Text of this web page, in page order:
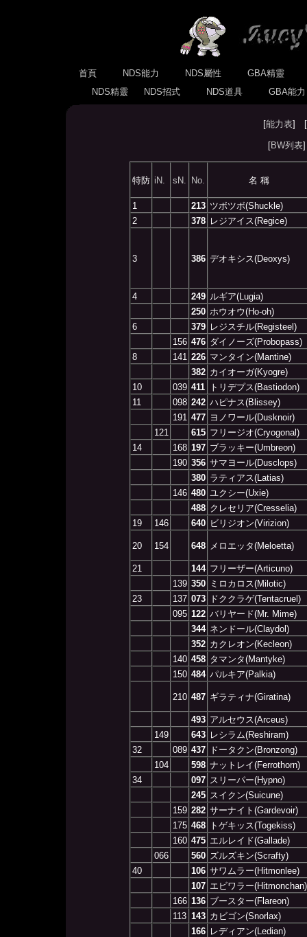
首頁 NDS能力 NDS屬性
GBA精靈
NDS精靈
NDS招式 NDS道具 GBA能
[能力表] [
[BW列表
特防 iN. sN. No. 名 稱
1 213 ツボツボ(Shuckle)
2
378 レジアイス(Regice)
3 386 デオキシス(Deoxys)
4 249 ルギア(Lugia)
250 ホウオウ(Ho-oh)
6
379 レジスチル(Registeel)
156 476 ダイノーズ(Probopass)
8
141 226 マンタイン(Mantine)
382 カイオーガ(Kyogre)
10
039 411
トリデプス(Bastiodon)
11
098 242 ハピナス(Blissey)
191 477 ヨノワール(Dusknoir)
121
615 フリージオ(Cryogonal)
14
168 197 ブラッキー(Umbreon)
190 356 サマヨール(Dusclops)
380 ラティアス(Latias)
146 480 ユクシー(Uxie)
488 クレセリア(Cresselia)
19
146 640 ビリジオン(Virizion)
20 154 648 メロエッタ(Meloetta)
21 144 フリーザー(Articuno)
139 350
ミロカロス(Milotic)
23
137 073
ドククラゲ(Tentacruel)
095 122 バリヤード(Mr. Mime)
344 ネンドール(Claydol)
352 カクレオン(Kecleon)
140 458 タマンタ(Mantyke)
150 484 パルキア(Palkia)
210 487 ギラティナ(Giratina)
493 アルセウス(Arceus)
149
643 レシラム(Reshiram)
32
089 437
ドータクン(Bronzong)
104
598 ナットレイ(Ferrothorn)
34
097 スリーパー(Hypno)
245 スイクン(Suicune)
159 282 サーナイト(Gardevoir)
175 468
トゲキッス(Togekiss)
160 475 エルレイド(Gallade)
066
560 ズルズキン(Scrafty)
40
106 サワムラー(Hitmonlee)
107 エビワラー(Hitmonchan)
166 136 ブースター(Flareon)
113 143 カビゴン(Snorlax)
166 レディアン(Ledian)